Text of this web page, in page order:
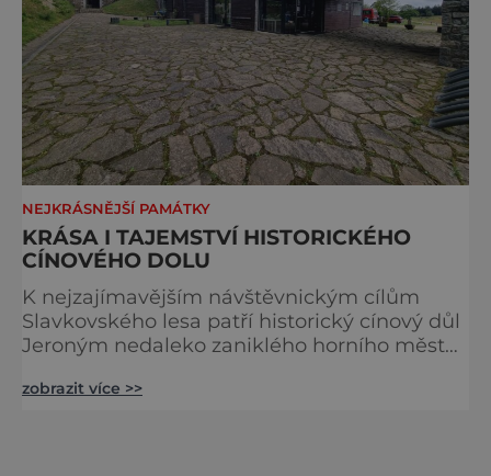
NEJKRÁSNĚJŠÍ PAMÁTKY
KRÁSA I TAJEMSTVÍ HISTORICKÉHO
CÍNOVÉHO DOLU
K nejzajímavějším návštěvnickým cílům
Slavkovského lesa patří historický cínový důl
Jeroným nedaleko zaniklého horního města
středověku. Národní kulturní památka je
zobrazit více >>